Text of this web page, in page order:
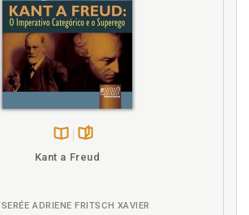
de ser ao dever como projeto: a
p. 230
homem-mundo unifica-se em
p. 53
Esboço de uma Teoria do Projeto.
Disponível
páginas
Kant a Freud
ADRIENE FRITSCH XAVIER